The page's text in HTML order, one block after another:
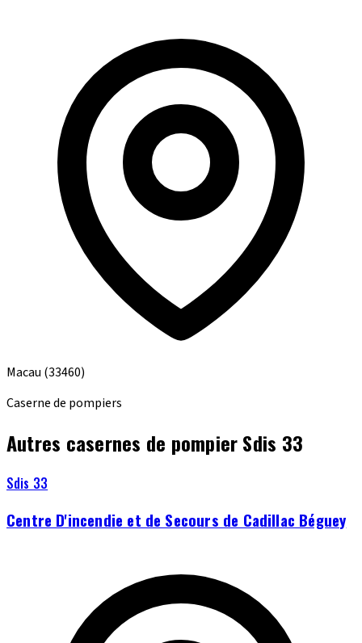
Macau (33460)
Caserne de pompiers
Autres casernes de pompier Sdis 33
Sdis 33
Centre D'incendie et de Secours de Cadillac Béguey